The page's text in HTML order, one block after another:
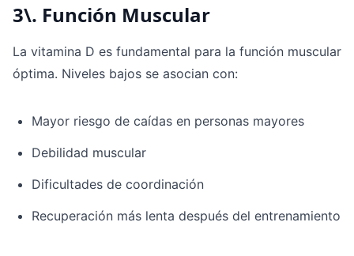
3\. Función Muscular
La vitamina D es fundamental para la función muscular
óptima. Niveles bajos se asocian con:
Mayor riesgo de caídas en personas mayores
Debilidad muscular
Dificultades de coordinación
Recuperación más lenta después del entrenamiento